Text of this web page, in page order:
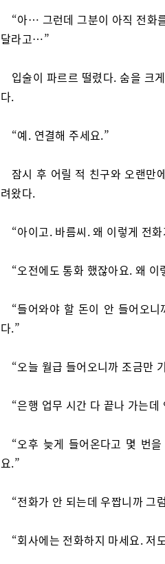
“아… 그런데 그분이 아직 전화
달라고…”
입술이 파르르 떨렸다. 숨을 크
다.
“예. 연결해 주세요.”
잠시 후 어릴 적 친구와 오랜만
려왔다.
“아이고. 바름씨. 왜 이렇게 전
“오전에도 통화 했잖아요. 왜
“들어와야 할 돈이 안 들어오
다.”
“오늘 월급 들어오니까 조금만
“은행 업무 시간 다 끝나 가는데
“오후 늦게 들어온다고 몇 번
요.”
“전화가 안 되는데 우짭니까 그
“회사에는 전화하지 마세요. 저